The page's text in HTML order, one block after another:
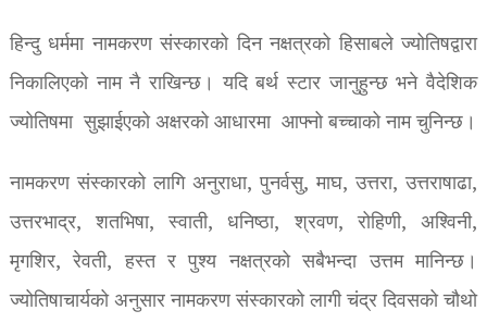
हिन्दु धर्ममा नामकरण संस्कारको दिन नक्षत्रको हिसाबले ज्योतिषद्वारा
निकालिएको नाम नै राखिन्छ। यदि बर्थ स्टार जानुहुन्छ भने वैदेशिक
ज्योतिषमा सुझाईएको अक्षरको आधारमा आफ्नो बच्चाको नाम चुनिन्छ।
नामकरण संस्कारको लागि अनुराधा, पुनर्वसु, माघ, उत्तरा, उत्तराषाढा,
उत्तरभाद्र, शतभिषा, स्वाती, धनिष्ठा, श्रवण, रोहिणी, अश्विनी,
मृगशिर, रेवती, हस्त र पुश्य नक्षत्रको सबैभन्दा उत्तम मानिन्छ।
ज्योतिषाचार्यको अनुसार नामकरण संस्कारको लागी चंद्र दिवसको चौथो